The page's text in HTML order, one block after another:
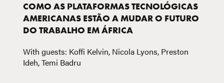
COMO AS PLATAFORMAS TECNOLÓGICAS
AMERICANAS ESTÃO A MUDAR O FUTURO
DO TRABALHO EM ÁFRICA
With guests: Koffi Kelvin, Nicola Lyons, Preston
Ideh, Temi Badru